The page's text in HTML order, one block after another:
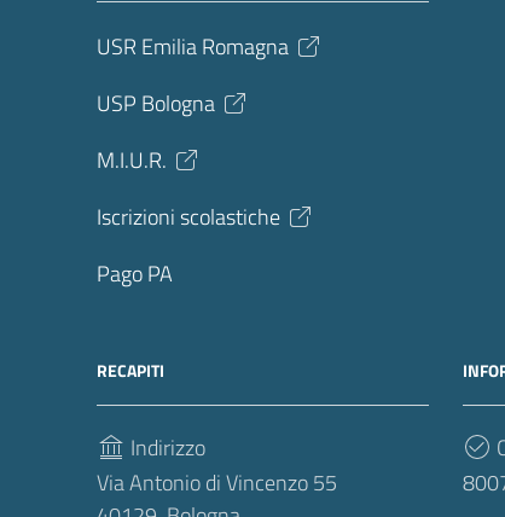
USR Emilia Romagna
USP Bologna
M.I.U.R.
Iscrizioni scolastiche
Pago PA
RECAPITI
Indirizzo
Via Antonio di Vincenzo 55